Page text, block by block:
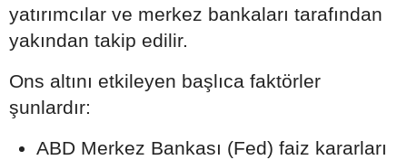
yatırımcılar ve merkez bankaları tarafından
yakından takip edilir.
Ons altını etkileyen başlıca faktörler
şunlardır:
ABD Merkez Bankası (Fed) faiz kararları